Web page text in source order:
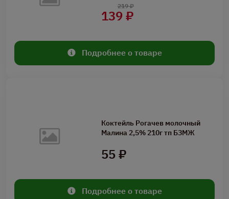
139 ₽
219 ₽
Подробнее о товаре
Коктейль Рогачев молочный
Малина 2,5% 210г тп БЗМЖ
55 ₽
Подробнее о товаре